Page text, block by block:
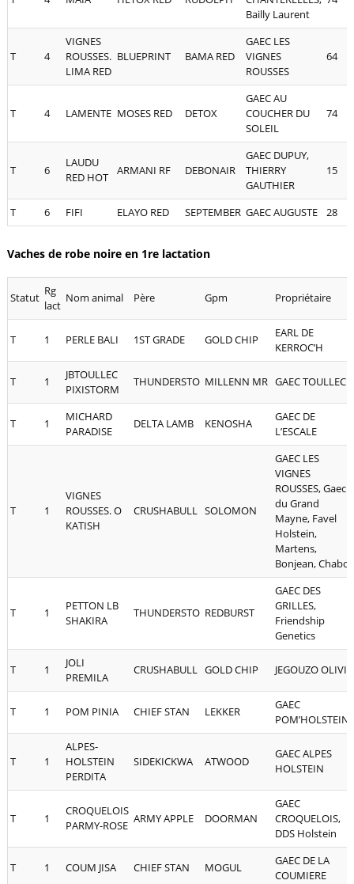
Bailly Laurent
T 4
VIGNES
ROUSSES.
LIMA RED
BLUEPRINT BAMA RED
GAEC LES
VIGNES
ROUSSES
64
T 4 LAMENTE MOSES RED DETOX
GAEC AU
COUCHER DU
SOLEIL
74
T 6
LAUDU
RED HOT
ARMANI RF DEBONAIR
GAEC DUPUY,
THIERRY
GAUTHIER
15
T 6 FIFI ELAYO RED SEPTEMBER GAEC AUGUSTE 28
Vaches de robe noire en 1re lactation
Statut Rg
lact
Nom animal Père Gpm Propriétaire
T 1 PERLE BALI 1ST GRADE GOLD CHIP
EARL DE
KERROC’H
T 1
JBTOULLEC
PIXISTORM
THUNDERSTO MILLENN MR GAEC TOULLEC
T 1
MICHARD
PARADISE
DELTA LAMB KENOSHA
GAEC DE
L’ESCALE
T 1
VIGNES
ROUSSES. O
KATISH
CRUSHABULL SOLOMON
GAEC LES
VIGNES
ROUSSES, Gaec
du Grand
Mayne, Favel
Holstein,
Martens,
Bonjean, Chabot
T 1
PETTON LB
SHAKIRA
THUNDERSTO REDBURST
GAEC DES
GRILLES,
Friendship
Genetics
T 1
JOLI
PREMILA
CRUSHABULL GOLD CHIP JEGOUZO OLIVIA
T 1 POM PINIA CHIEF STAN LEKKER
GAEC
POM’HOLSTEIN
T 1
ALPES-
HOLSTEIN
PERDITA
SIDEKICKWA ATWOOD
GAEC ALPES
HOLSTEIN
T 1
CROQUELOIS
PARMY-ROSE ARMY APPLE DOORMAN
GAEC
CROQUELOIS,
DDS Holstein
T 1 COUM JISA CHIEF STAN MOGUL
GAEC DE LA
COUMIERE